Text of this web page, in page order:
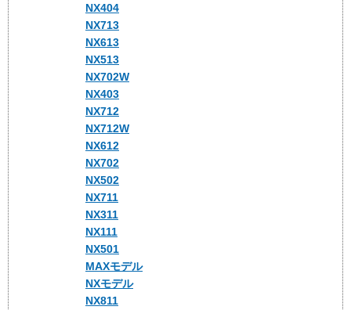
NX404
NX713
NX613
NX513
NX702W
NX403
NX712
NX712W
NX612
NX702
NX502
NX711
NX311
NX111
NX501
MAXモデル
NXモデル
NX811